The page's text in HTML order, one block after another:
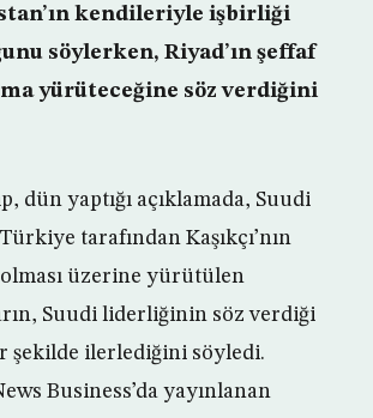
kendileriyle işbirliği
söylerken, Riyad’ın şeffaf
yürüteceğine söz verdiğini
dün yaptığı açıklamada, Suudi
tarafından Kaşıkçı’nın
üzerine yürütülen
Suudi liderliğinin söz verdiği
şekilde ilerlediğini söyledi.
Business’da yayınlanan